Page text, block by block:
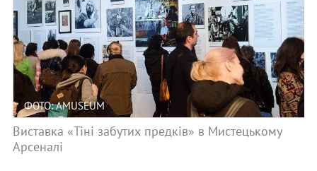
ФОТО: AMUSEUM
Виставка «Тіні забутих предків» в Мистецькому
Арсеналі